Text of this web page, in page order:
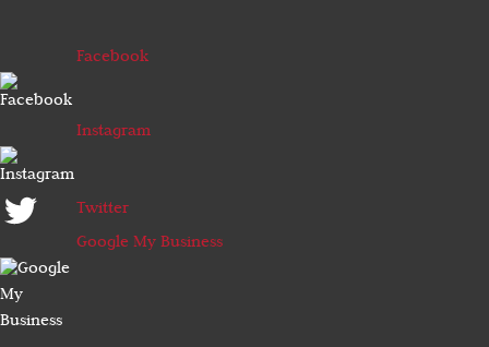
Facebook
Instagram
Twitter
Google My Business